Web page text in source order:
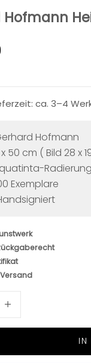
Hofmann
ca. 3–4
Hofmann
50 cm ( Bild 28 x
Radierung
Exemplare
IN